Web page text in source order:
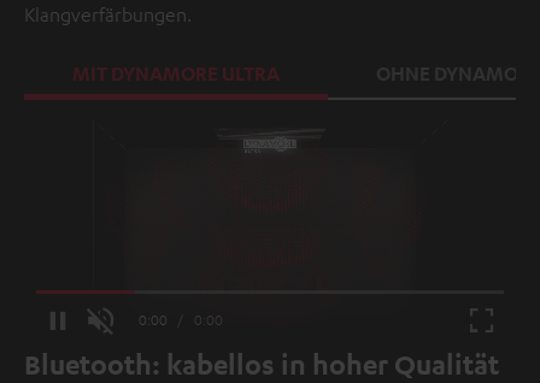
Klangverfärbungen.
MIT DYNAMORE ULTRA
Unmute
Loaded
Bluetooth: kabellos in hoher Qualität